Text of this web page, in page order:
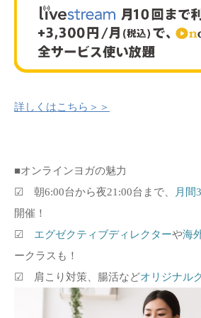
詳しくはこちら＞＞
■オンラインヨガの魅力
☑ 朝6:00台から夜21:00台まで、
月間
開催！
☑ エグゼクティブディレクターや海
ークラスも！
☑ 肩こり対策、腸活などオリジナル